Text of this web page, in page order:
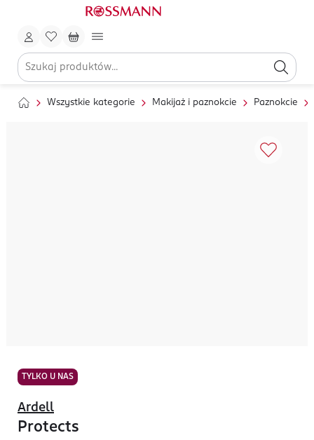
Wszystkie kategorie Makijaż i paznokcie Paznokcie
TYLKO U NAS
Ardell
Protects